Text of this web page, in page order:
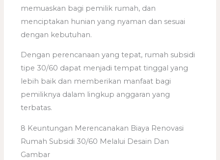
memuaskan bagi pemilik rumah, dan
menciptakan hunian yang nyaman dan sesuai
dengan kebutuhan.
Dengan perencanaan yang tepat, rumah subsidi
tipe 30/60 dapat menjadi tempat tinggal yang
lebih baik dan memberikan manfaat bagi
pemiliknya dalam lingkup anggaran yang
terbatas.
8 Keuntungan Merencanakan Biaya Renovasi
Rumah Subsidi 30/60 Melalui Desain Dan
Gambar